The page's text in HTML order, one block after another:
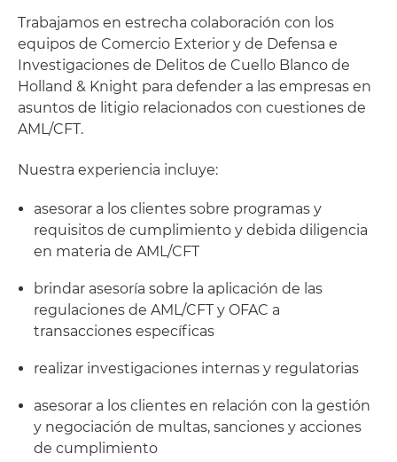
Trabajamos en estrecha colaboración con los
equipos de Comercio Exterior y de Defensa e
Investigaciones de Delitos de Cuello Blanco de
Holland & Knight para defender a las empresas en
asuntos de litigio relacionados con cuestiones de
AML/CFT.
Nuestra experiencia incluye:
asesorar a los clientes sobre programas y
requisitos de cumplimiento y debida diligencia
en materia de AML/CFT
brindar asesoría sobre la aplicación de las
regulaciones de AML/CFT y OFAC a
transacciones específicas
realizar investigaciones internas y regulatorias
asesorar a los clientes en relación con la gestión
y negociación de multas, sanciones y acciones
de cumplimiento